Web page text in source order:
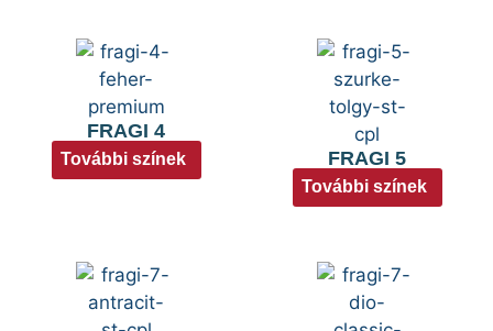
FRAGI 4
További színek FRAGI 5
További színek